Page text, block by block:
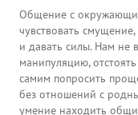
Общение с
чувствовать
и давать силы. Нам не
манипуляцию,
самим попросить
без отношений с
умение находить